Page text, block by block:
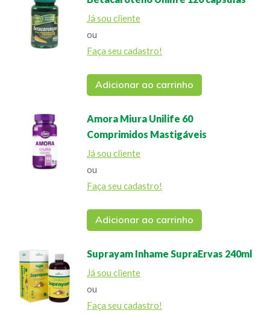
Já sou cliente
ou
Faça seu cadastro!
Adicionar ao carrinho
Amora Miura Unilife 60
Comprimidos Mastigáveis
Já sou cliente
ou
Faça seu cadastro!
Adicionar ao carrinho
Suprayam Inhame SupraErvas 240ml
Já sou cliente
ou
Faça seu cadastro!